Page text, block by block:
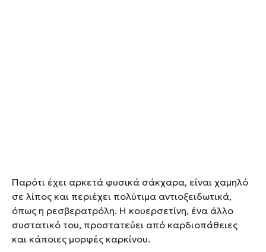
Παρότι έχει αρκετά φυσικά σάκχαρα, είναι χαμηλό
σε λίπος και περιέχει πολύτιμα αντιοξειδωτικά,
όπως η ρεσβερατρόλη. Η κουερσετίνη, ένα άλλο
συστατικό του, προστατεύει από καρδιοπάθειες
και κάποιες μορφές καρκίνου.